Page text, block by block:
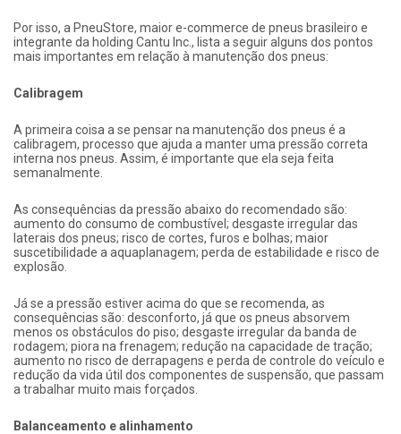
Por isso, a PneuStore, maior e-commerce de pneus brasileiro e
integrante da holding Cantu Inc., lista a seguir alguns dos pontos
mais importantes em relação à manutenção dos pneus:
Calibragem
A primeira coisa a se pensar na manutenção dos pneus é a
calibragem, processo que ajuda a manter uma pressão correta
interna nos pneus. Assim, é importante que ela seja feita
semanalmente.
As consequências da pressão abaixo do recomendado são:
aumento do consumo de combustível; desgaste irregular das
laterais dos pneus; risco de cortes, furos e bolhas; maior
suscetibilidade a aquaplanagem; perda de estabilidade e risco de
explosão.
Já se a pressão estiver acima do que se recomenda, as
consequências são: desconforto, já que os pneus absorvem
menos os obstáculos do piso; desgaste irregular da banda de
rodagem; piora na frenagem; redução na capacidade de tração;
aumento no risco de derrapagens e perda de controle do veículo e
redução da vida útil dos componentes de suspensão, que passam
a trabalhar muito mais forçados.
Balanceamento e alinhamento